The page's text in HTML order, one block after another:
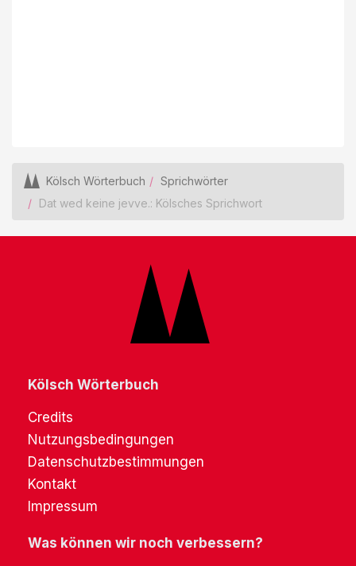
Kölsch Wörterbuch
Sprichwörter
Dat wed keine jevve.: Kölsches Sprichwort
Kölsch Wörterbuch
Credits
Nutzungsbedingungen
Datenschutzbestimmungen
Kontakt
Impressum
Was können wir noch verbessern?